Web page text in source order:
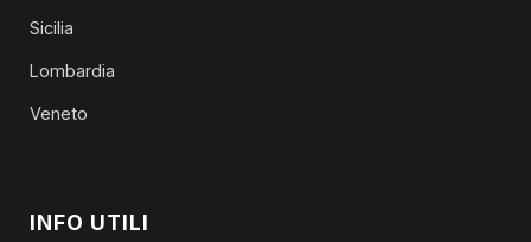
Sicilia
Lombardia
Veneto
INFO UTILI